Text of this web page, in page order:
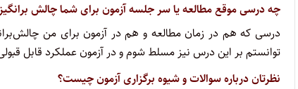
چه درسی موقع مطالعه یا سر جلسه آزمون برای شما چالش
درسی که هم در زمان مطالعه و هم در آزمون برای من
توانستم بر این درس نیز مسلط شوم و در آزمون عملکرد قابل
نظرتان درباره سوالات و شیوه برگزاری آزمون چیست؟